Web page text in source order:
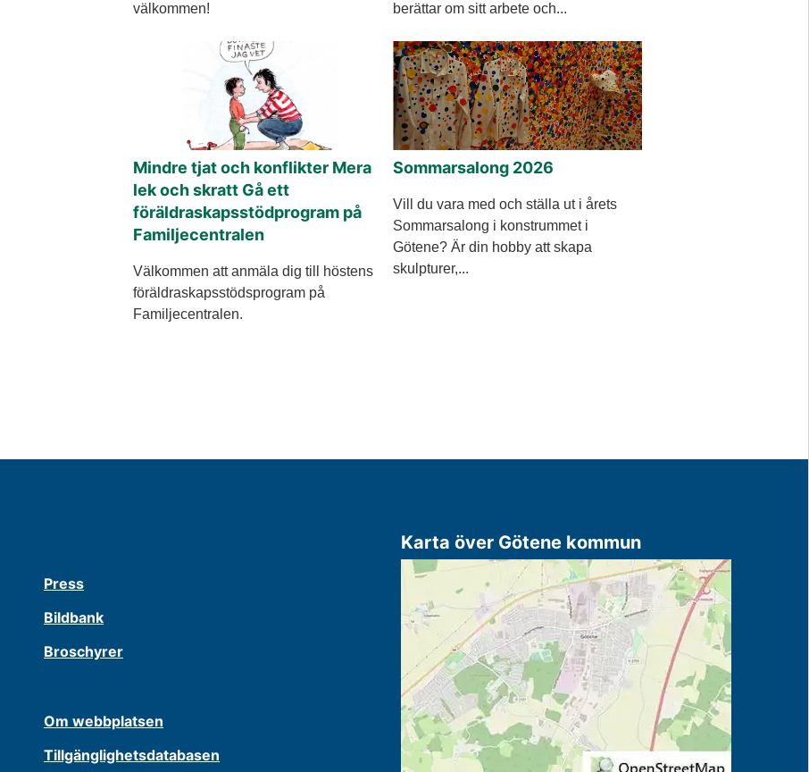
välkommen!
berättar om sitt arbete och...
Mindre tjat och konflikter Mera
lek och skratt Gå ett
föräldraskapsstödprogram på
Familjecentralen
Välkommen att anmäla dig till höstens
föräldraskapsstödsprogram på
Familjecentralen.
Sommarsalong 2026
Vill du vara med och ställa ut i årets
Sommarsalong i konstrummet i
Götene? Är din hobby att skapa
skulpturer,...
Press
Bildbank
Broschyrer
Om webbplatsen
Tillgänglighetsdatabasen
Karta över Götene kommun